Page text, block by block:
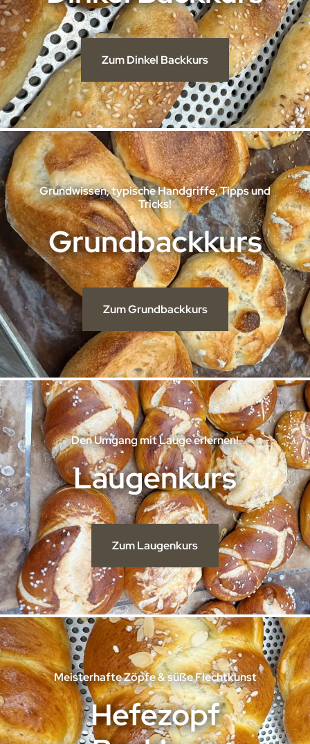
Zum Dinkel Backkurs
Grundwissen, typische Handgriffe, Tipps und
Tricks!
Grundbackkurs
Zum Grundbackkurs
Den Umgang mit Lauge erlernen!
Laugenkurs
Zum Laugenkurs
Meisterhafte Zöpfe & süße Flechtkunst
Hefezopf